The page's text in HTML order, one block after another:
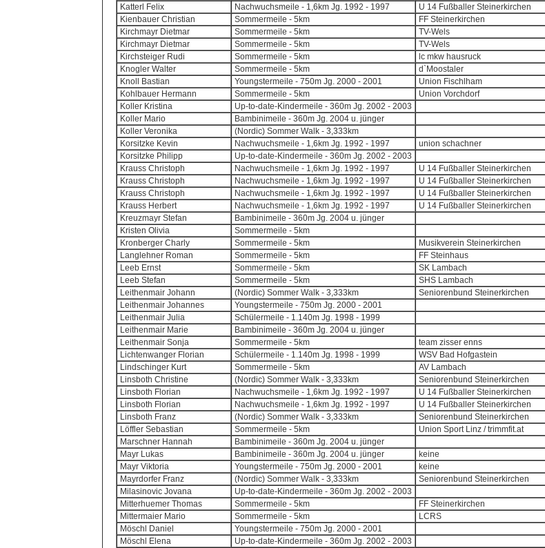
Katterl Felix
Nachwuchsmeile - 1,6km Jg. 1992 - 1997
U 14 Fußballer Steinerkirchen
Kienbauer Christian
Sommermeile - 5km
FF Steinerkirchen
Kirchmayr Dietmar
Sommermeile - 5km
TV-Wels
Kirchmayr Dietmar
Sommermeile - 5km
TV-Wels
Kirchsteiger Rudi
Sommermeile - 5km
lc mkw hausruck
Knogler Walter
Sommermeile - 5km
d`Moostaler
Knoll Bastian
Youngstermeile - 750m Jg. 2000 - 2001
Union Fischlham
Kohlbauer Hermann
Sommermeile - 5km
Union Vorchdorf
Koller Kristina
Up-to-date-Kindermeile - 360m Jg. 2002 - 2003
Koller Mario
Bambinimeile - 360m Jg. 2004 u. jünger
Koller Veronika
(Nordic) Sommer Walk - 3,333km
Korsitzke Kevin
Nachwuchsmeile - 1,6km Jg. 1992 - 1997
union schachner
Korsitzke Philipp
Up-to-date-Kindermeile - 360m Jg. 2002 - 2003
Krauss Christoph
Nachwuchsmeile - 1,6km Jg. 1992 - 1997
U 14 Fußballer Steinerkirchen
Krauss Christoph
Nachwuchsmeile - 1,6km Jg. 1992 - 1997
U 14 Fußballer Steinerkirchen
Krauss Christoph
Nachwuchsmeile - 1,6km Jg. 1992 - 1997
U 14 Fußballer Steinerkirchen
Krauss Herbert
Nachwuchsmeile - 1,6km Jg. 1992 - 1997
U 14 Fußballer Steinerkirchen
Kreuzmayr Stefan
Bambinimeile - 360m Jg. 2004 u. jünger
Kristen Olivia
Sommermeile - 5km
Kronberger Charly
Sommermeile - 5km
Musikverein Steinerkirchen
Langlehner Roman
Sommermeile - 5km
FF Steinhaus
Leeb Ernst
Sommermeile - 5km
SK Lambach
Leeb Stefan
Sommermeile - 5km
SHS Lambach
Leithenmair Johann
(Nordic) Sommer Walk - 3,333km
Seniorenbund Steinerkirchen
Leithenmair Johannes
Youngstermeile - 750m Jg. 2000 - 2001
Leithenmair Julia
Schülermeile - 1.140m Jg. 1998 - 1999
Leithenmair Marie
Bambinimeile - 360m Jg. 2004 u. jünger
Leithenmair Sonja
Sommermeile - 5km
team zisser enns
Lichtenwanger Florian
Schülermeile - 1.140m Jg. 1998 - 1999
WSV Bad Hofgastein
Lindschinger Kurt
Sommermeile - 5km
AV Lambach
Linsboth Christine
(Nordic) Sommer Walk - 3,333km
Seniorenbund Steinerkirchen
Linsboth Florian
Nachwuchsmeile - 1,6km Jg. 1992 - 1997
U 14 Fußballer Steinerkirchen
Linsboth Florian
Nachwuchsmeile - 1,6km Jg. 1992 - 1997
U 14 Fußballer Steinerkirchen
Linsboth Franz
(Nordic) Sommer Walk - 3,333km
Seniorenbund Steinerkirchen
Löffler Sebastian
Sommermeile - 5km
Union Sport Linz / trimmfit.at
Marschner Hannah
Bambinimeile - 360m Jg. 2004 u. jünger
Mayr Lukas
Bambinimeile - 360m Jg. 2004 u. jünger
keine
Mayr Viktoria
Youngstermeile - 750m Jg. 2000 - 2001
keine
Mayrdorfer Franz
(Nordic) Sommer Walk - 3,333km
Seniorenbund Steinerkirchen
Milasinovic Jovana
Up-to-date-Kindermeile - 360m Jg. 2002 - 2003
Mitterhuemer Thomas
Sommermeile - 5km
FF Steinerkirchen
Mittermaier Mario
Sommermeile - 5km
LCRS
Möschl Daniel
Youngstermeile - 750m Jg. 2000 - 2001
Möschl Elena
Up-to-date-Kindermeile - 360m Jg. 2002 - 2003